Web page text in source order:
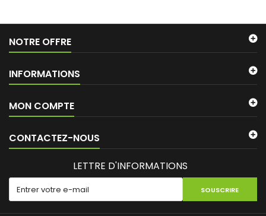
NOTRE OFFRE
INFORMATIONS
MON COMPTE
CONTACTEZ-NOUS
LETTRE D'INFORMATIONS
SOUSCRIRE